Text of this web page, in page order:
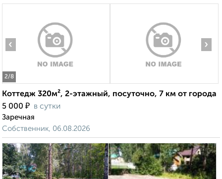
2/8
‹ ›
Коттедж 320м², 2-этажный, посуточно, 7 км от города
5 000 ₽ в сутки
Заречная
Собственник, 06.08.2026